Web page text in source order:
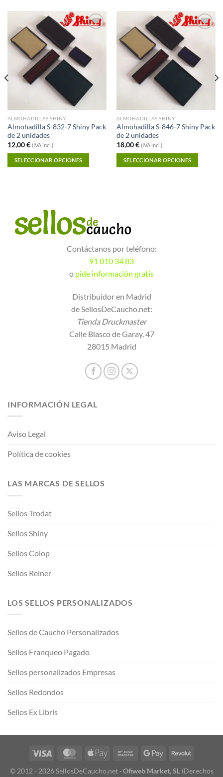
ALMOHADILLAS SHINY
Almohadilla S-832-7 Shiny Pack
de 2 unidades
12,00€ (IVA incl.)
SELECCIONAR OPCIONES
ALMOHADILLAS SHINY
Almohadilla S-846-7 Shiny Pack
de 2 unidades
18,00€ (IVA incl.)
SELECCIONAR OPCIONES
Contáctanos por teléfono:
91 010 34 83
o pide información gratis
Distribuidor en Madrid
de SellosDeCaucho.net:
Tienda Druckmaster
Calle Blasco de Garay, 47
28015 Madrid
INFORMACIÓN LEGAL
Aviso Legal
Política de cookies
LAS MARCAS DE SELLOS
Sellos Trodat
Sellos Shiny
Sellos Colop
Sellos Reiner
LOS SELLOS PERSONALIZADOS
Sellos de Caucho Personalizados
Sellos Franqueo Pagado
Sellos personalizados Empresas
Sellos Redondos
Sellos Ex Libris
© 2012 - 2026 SellosDeCaucho.net · Ofiweb Market, SL(Derechos